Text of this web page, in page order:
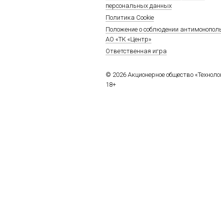
персональных данных
Политика Cookie
Положение о соблюдении
АО «ТК «Центр»
Ответственная игра
© 2026 Акционерное общество
18+